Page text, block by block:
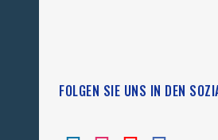
FOLGEN SIE UNS IN DEN